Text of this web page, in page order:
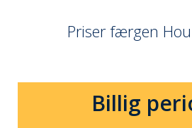
Priser færgen
Billig